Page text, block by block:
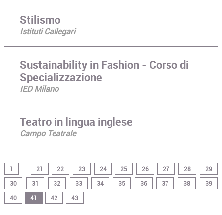
Stilismo
Istituti Callegari
Sustainability in Fashion - Corso di
Specializzazione
IED Milano
Teatro in lingua inglese
Campo Teatrale
1 ... 21 22 23 24 25 26 27 28
29
30
31 32 33 34 35 36 37 38
39
40
41 42 43